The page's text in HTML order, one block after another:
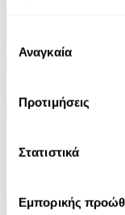
των υπηρεσιών
συγκατάθεσης
Αναγκαία
Προτιμήσεις
Στατιστικά
Εμπορικής